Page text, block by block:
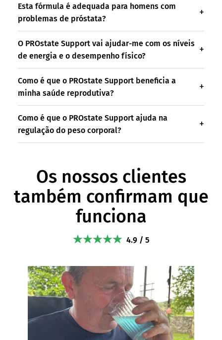
Esta fórmula é adequada para homens com
problemas de próstata?
O PROstate Support vai ajudar-me com os níveis
de energia e o desempenho físico?
Como é que o PROstate Support beneficia a
minha saúde reprodutiva?
Como é que o PROstate Support ajuda na
regulação do peso corporal?
Os nossos clientes
também confirmam que
funciona
4.9 / 5